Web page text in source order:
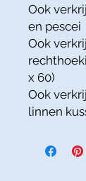
Ook
en pescei
Ook
x 60)
Ook
linnen